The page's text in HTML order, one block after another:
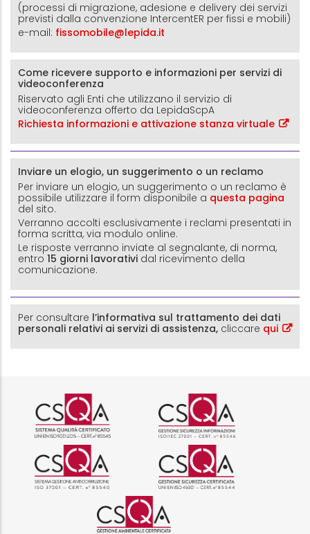
(processi di migrazione, adesione e delivery dei servizi
previsti dalla convenzione IntercentER per fissi e mobili)
e-mail: fissomobile@lepida.it
Come ricevere supporto e informazioni per servizi di
videoconferenza
Riservato agli Enti che utilizzano il servizio di
videoconferenza offerto da LepidaScpA
Richiesta informazioni e attivazione stanza virtuale
Inviare un elogio, un suggerimento o un reclamo
Per inviare un elogio, un suggerimento o un reclamo è
possibile utilizzare il form disponibile a questa pagina
del sito.
Verranno accolti esclusivamente i reclami presentati in
forma scritta, via modulo online.
Le risposte verranno inviate al segnalante, di norma,
entro 15 giorni lavorativi dal ricevimento della
comunicazione.
Per consultare l’informativa sul trattamento dei dati
personali relativi ai servizi di assistenza, cliccare qui
Logo certificazione ISO 9001
Logo
Logo certificazione ISO 37001
Logo
Logo certificazione ISO